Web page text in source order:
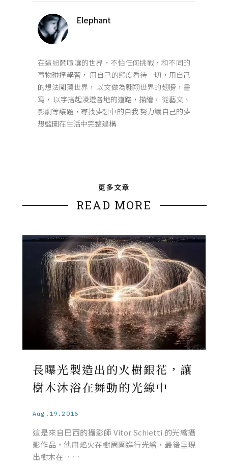
Elephant
在這紛鬧喧嚷的世界，不怕任何挑戰，和不同的
事物碰撞學習， 用自己的態度看待一切，用自己
的想法闖蕩世界， 以文做為翱翔世界的翅膀，書
寫， 以字搭起漫遊各地的道路，描繪， 從藝文、
影劇等議題，尋找夢想中的自我 努力讓自己的夢
想藍圖在生活中完整建構
更多文章
READ MORE
長曝光製造出的火樹銀花，讓
樹木沐浴在舞動的光線中
Aug.19.2016
這是來自巴西的攝影師 Vitor Schietti 的光繪攝
影作品，他用焰火在樹周圍進行光繪，最後呈現
出樹木在 ……